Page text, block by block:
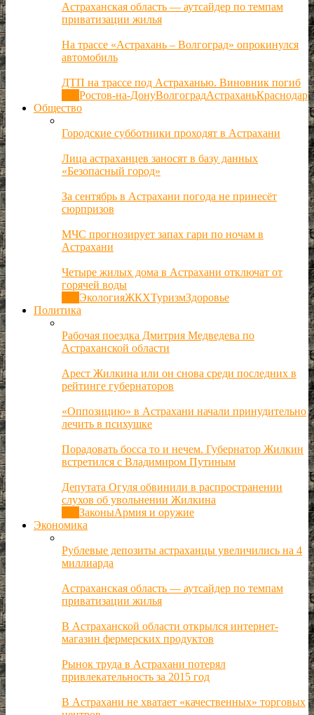
Астраханская область — аутсайдер по темпам
приватизации жилья
На трассе «Астрахань – Волгоград» опрокинулся
автомобиль
ДТП на трассе под Астраханью. Виновник погиб
Ростов-на-ДонуВолгоградАстраханьКраснодар
Общество
Городские субботники проходят в Астрахани
Лица астраханцев заносят в базу данных
«Безопасный город»
За сентябрь в Астрахани погода не принесёт
сюрпризов
МЧС прогнозирует запах гари по ночам в
Астрахани
Четыре жилых дома в Астрахани отключат от
горячей воды
ЭкологияЖКХТуризмЗдоровье
Политика
Рабочая поездка Дмитрия Медведева по
Астраханской области
Арест Жилкина или он снова среди последних в
рейтинге губернаторов
«Оппозицию» в Астрахани начали принудительно
лечить в психушке
Порадовать босса то и нечем. Губернатор Жилкин
встретился с Владимиром Путиным
Депутата Огуля обвинили в распространении
слухов об увольнении Жилкина
ЗаконыАрмия и оружие
Экономика
Рублевые депозиты астраханцы увеличились на 4
миллиарда
Астраханская область — аутсайдер по темпам
приватизации жилья
В Астраханской области открылся интернет-
магазин фермерских продуктов
Рынок труда в Астрахани потерял
привлекательность за 2015 год
В Астрахани не хватает «качественных» торговых